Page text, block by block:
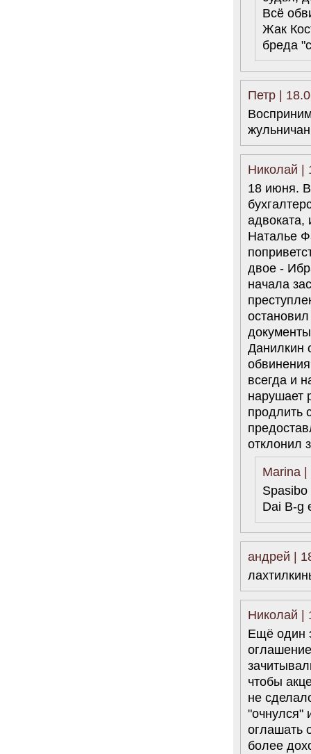
Всё
Жак
бреда
Петр |
Николай |
18 июня.
адвоката,
Наталье
двое -
начала
Данилкин
всегда и
нарушает
продлить
отклонил
Marina
Dai B-g
андрей |
Николай |
Ещё один
чтобы
не
"очнулся"
оглашать
более